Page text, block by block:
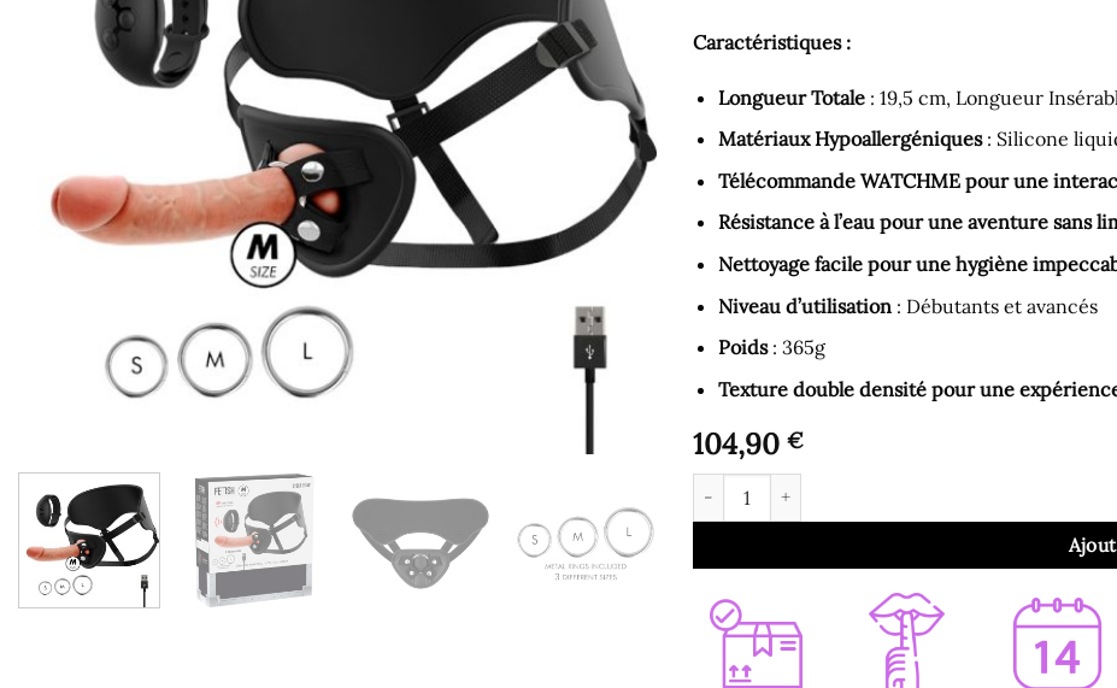
Caractéristiques :
Longueur Totale: 19,5 cm, Longueur
Matériaux Hypoallergéniques: Silicone
Télécommande WATCHME pour une
Résistance à l’eau pour une aventure sans
Nettoyage facile pour une hygiène
Niveau d’utilisation: Débutants et avancés
Poids: 365g
Texture double densité pour une
104,90 €